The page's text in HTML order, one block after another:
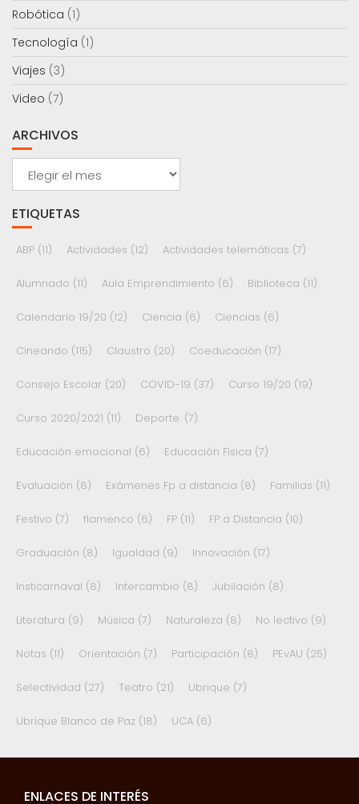
Robótica (1)
Tecnología (1)
Viajes (3)
Video (7)
ARCHIVOS
Archivos
ETIQUETAS
ABP (11) Actividades (12) Actividades telemáticas (7)
Alumnado (11) Aula Emprendimiento (6) Biblioteca (11)
Calendario 19/20 (12) Ciencia (6) Ciencias (6)
Cineando (115) Claustro (20) Coeducación (17)
Consejo Escolar (20) COVID-19 (37) Curso 19/20 (19)
Curso 2020/2021 (11) Deporte. (7)
Educación emocional (6) Educación Física (7)
Evaluación (8) Exámenes Fp a distancia (8) Familias (11)
Festivo (7) flamenco (6) FP (11) FP a Distancia (10)
Graduación (8) Igualdad (9) Innovación (17)
Insticarnaval (8) Intercambio (8) Jubilación (8)
Literatura (9) Música (7) Naturaleza (8) No lectivo (9)
Notas (11) Orientación (7) Participación (8) PEvAU (25)
Selectividad (27) Teatro (21) Ubrique (7)
Ubrique Blanco de Paz (18) UCA (6)
ENLACES DE INTERÉS